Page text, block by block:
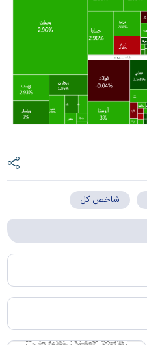
شاخص کل